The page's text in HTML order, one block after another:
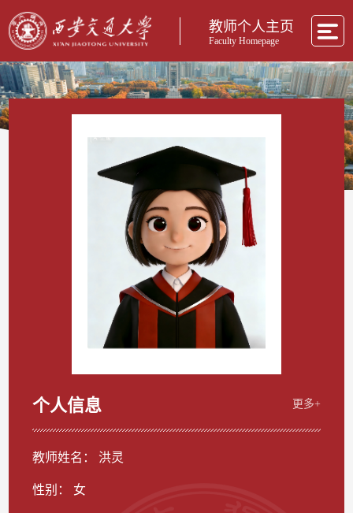
教师个人主页
Faculty Homepage
个人信息 更多+
教师姓名： 洪灵
性别： 女